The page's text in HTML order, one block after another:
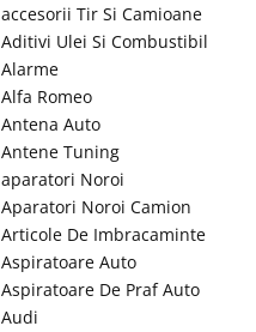
accesorii Tir Si Camioane
Aditivi Ulei Si Combustibil
Alarme
Alfa Romeo
Antena Auto
Antene Tuning
aparatori Noroi
Aparatori Noroi Camion
Articole De Imbracaminte
Aspiratoare Auto
Aspiratoare De Praf Auto
Audi